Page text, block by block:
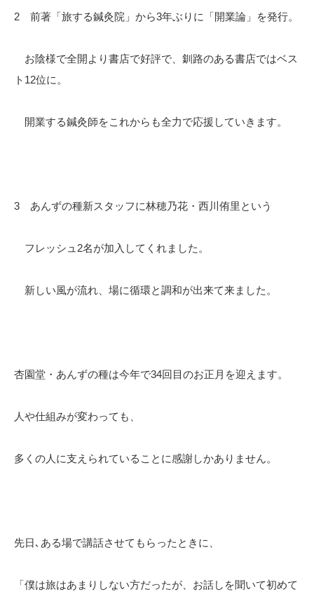
2 前著「旅する鍼灸院」から3年ぶりに「開業論」を発行。
お陰様で全開より書店で好評で、釧路のある書店ではベス
ト12位に。
開業する鍼灸師をこれからも全力で応援していきます。
3 あんずの種新スタッフに林穂乃花・西川侑里という
フレッシュ2名が加入してくれました。
新しい風が流れ、場に循環と調和が出来て来ました。
杏園堂・あんずの種は今年で34回目のお正月を迎えます。
人や仕組みが変わっても、
多くの人に支えられていることに感謝しかありません。
先日､ある場で講話させてもらったときに、
「僕は旅はあまりしない方だったが、お話しを聞いて初めて